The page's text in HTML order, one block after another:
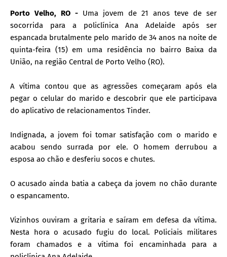
Porto Velho, RO - Uma jovem de 21 anos teve de ser
socorrida para a policlínica Ana Adelaide após ser
espancada brutalmente pelo marido de 34 anos na noite de
quinta-feira (15) em uma residência no bairro Baixa da
União, na região Central de Porto Velho (RO).
A vítima contou que as agressões começaram após ela
pegar o celular do marido e descobrir que ele participava
do aplicativo de relacionamentos Tinder.
Indignada, a jovem foi tomar satisfação com o marido e
acabou sendo surrada por ele. O homem derrubou a
esposa ao chão e desferiu socos e chutes.
O acusado ainda batia a cabeça da jovem no chão durante
o espancamento.
Vizinhos ouviram a gritaria e saíram em defesa da vítima.
Nesta hora o acusado fugiu do local. Policiais militares
foram chamados e a vítima foi encaminhada para a